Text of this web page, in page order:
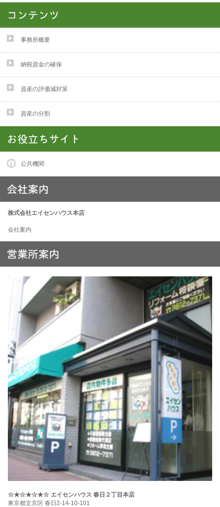
事務所概要
納税資金の確保
資産の評価減対策
資産の分割
公共機関
株式会社エイセンハウス本店
会社案内
☆★☆★☆★☆ エイセンハウス 春日２丁目本店
東京都文京区 春日2-14-10-101